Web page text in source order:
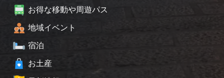
お得な移動や周遊パス
地域イベント
宿泊
お土産